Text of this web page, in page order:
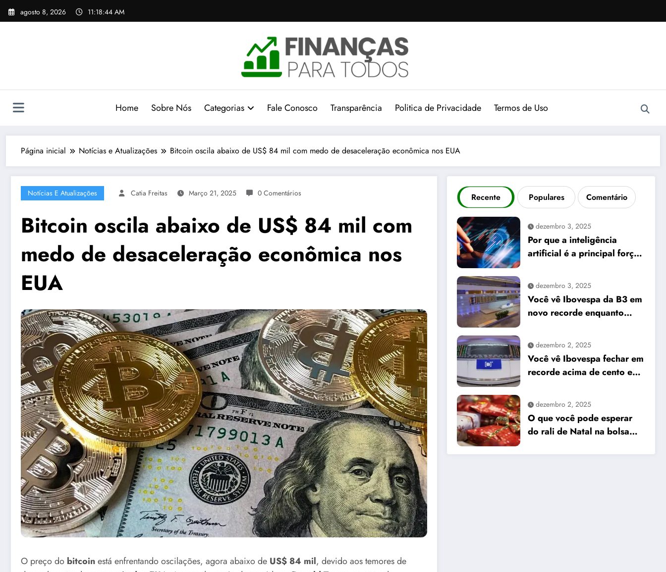
Pular
para
agosto 8, 2026 11:18:45 AM
Home Sobre Nós Categorias Fale Conosco Transparência Politica de Privacidade Termos de Uso
Página inicial Notícias e Atualizações Bitcoin oscila abaixo de US$ 84 mil com medo de desaceleração econômica nos EUA
Notícias E Atualizações Catia Freitas Março 21, 2025 0 Comentários
Bitcoin oscila abaixo de US$ 84 mil com
medo de desaceleração econômica nos
EUA
O preço do bitcoinestá enfrentando oscilações, agora abaixo de US$ 84 mil, devido aos temores de
Recente Populares Comentário
dezembro 3, 2025
Por que a inteligência
artificial é a principal força
significa para seus
investimentos
dezembro 3, 2025
Você vê Ibovespa da B3 em
novo recorde enquanto
dezembro 2, 2025
Você vê Ibovespa fechar em
recorde acima de cento e
enquanto dólar recua para
cinco reais e trinta e três
centavos
dezembro 2, 2025
O que você pode esperar
do rali de Natal na bolsa